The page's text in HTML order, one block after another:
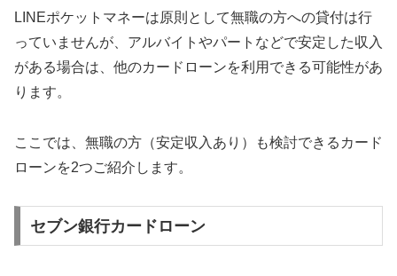
LINEポケットマネーは原則として無職の方への貸付は行
っていませんが、アルバイトやパートなどで安定した収入
がある場合は、他のカードローンを利用できる可能性があ
ります。
ここでは、無職の方（安定収入あり）も検討できるカード
ローンを2つご紹介します。
セブン銀行カードローン